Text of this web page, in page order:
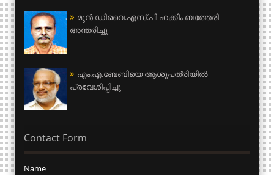
മുന്‍ ഡിവൈ.എസ്.പി ഹക്കിം ബത്തേരി
അന്തരിച്ചു
എം.എ.ബേബിയെ ആശുപത്രിയില്‍
പ്രവേശിപ്പിച്ചു
Contact Form
Name